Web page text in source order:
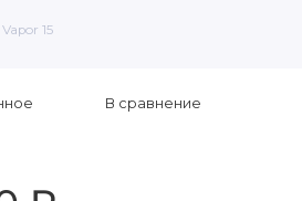
15
В сравнение